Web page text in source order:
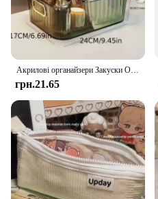
Акрилові органайзери Закуски Органайзер для ванної кімнати Прямокутний органайзер для зберігання макіяжу Косметика для спальні Органайзер для макіяжу для вітальні
грн.21.65